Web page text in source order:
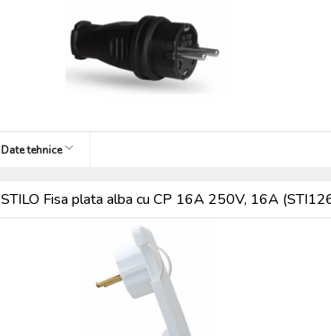
Date tehnice
STILO Fisa plata alba cu CP 16A 250V, 16A